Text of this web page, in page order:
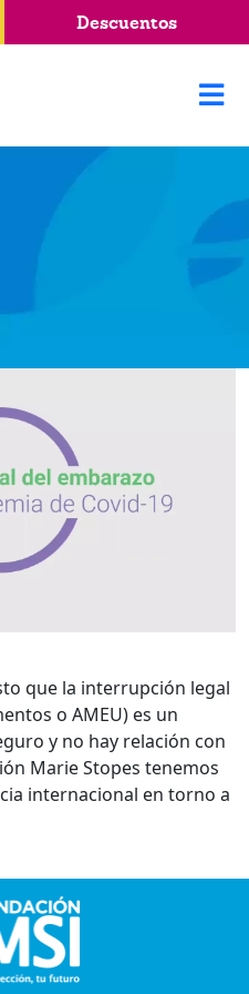
que la interrupción legal
o AMEU) es un
y no hay relación con
Marie Stopes tenemos
internacional en torno a
Descuentos